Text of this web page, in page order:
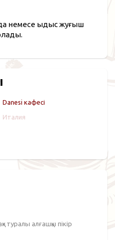
немесе ыдыс жуғыш
Danesi кафесі
Италия
туралы алғашқы пікір